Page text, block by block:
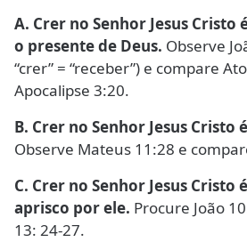
A. Crer no Senhor Jesus Cristo
o presente de Deus. Observe
“crer” = “receber”) e compare
Apocalipse 3:20.
B. Crer no Senhor Jesus Cristo
Observe Mateus 11:28 e
C. Crer no Senhor Jesus Cristo
aprisco por ele. Procure João
13: 24-27.